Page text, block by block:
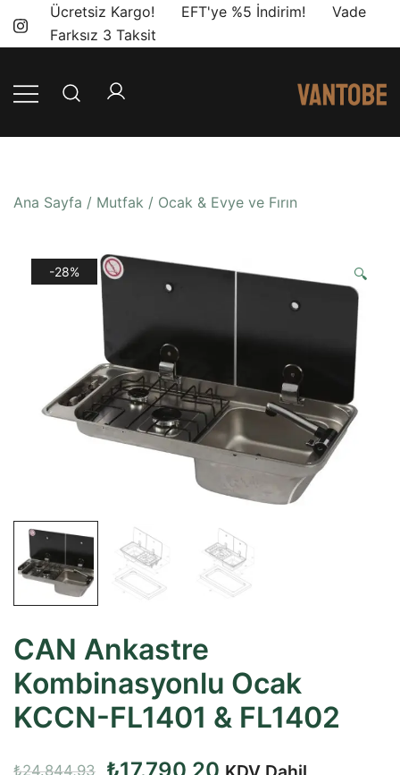
Ücretsiz Kargo! EFT'ye %5 İndirim! Vade
Farksız 3 Taksit
Ana Sayfa / Mutfak / Ocak & Evye ve Fırın
-28% 🔍
CAN Ankastre
Kombinasyonlu Ocak
KCCN-FL1401 & FL1402
₺24.844,93
Orijinal
Şu